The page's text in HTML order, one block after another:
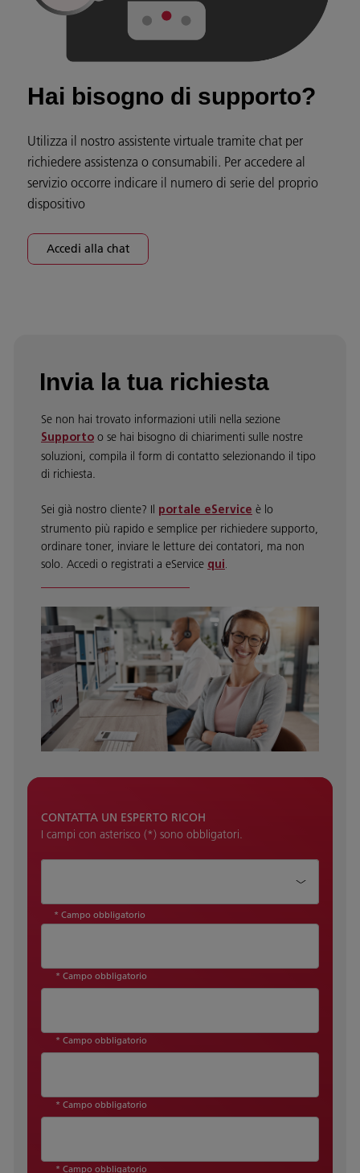
Hai bisogno di supporto?
Utilizza il nostro assistente virtuale tramite chat per
richiedere assistenza o consumabili. Per accedere al
servizio occorre indicare il numero di serie del proprio
dispositivo
Accedi alla chat
Invia la tua richiesta
Se non hai trovato informazioni utili nella sezione
Supporto o se hai bisogno di chiarimenti sulle nostre
soluzioni, compila il form di contatto selezionando il tipo
di richiesta.
Sei già nostro cliente? Il portale eService è lo
strumento più rapido e semplice per richiedere supporto,
ordinare toner, inviare le letture dei contatori, ma non
solo. Accedi o registrati a eService qui.
CONTATTA UN ESPERTO RICOH
I campi con asterisco (*) sono obbligatori.
* Campo obbligatorio
* Campo obbligatorio
* Campo obbligatorio
* Campo obbligatorio
* Campo obbligatorio